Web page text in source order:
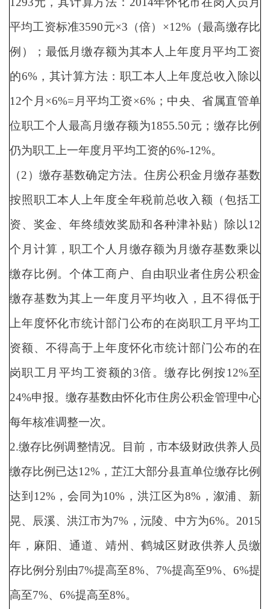
平均工资标准3590元×3（倍）×12%（最高缴存比
例）；最低月缴存额为其本人上年度月平均工资
的6%，其计算方法：职工本人上年度总收入除以
12个月×6%=月平均工资×6%；中央、省属直管单
位职工个人最高月缴存额为1855.50元；缴存比例
仍为职工上一年度月平均工资的6%-12%。
（2）缴存基数确定方法。住房公积金月缴存基数
按照职工本人上年度全年税前总收入额（包括工
资、奖金、年终绩效奖励和各种津补贴）除以12
个月计算，职工个人月缴存额为月缴存基数乘以
缴存比例。个体工商户、自由职业者住房公积金
缴存基数为其上一年度月平均收入，且不得低于
上年度怀化市统计部门公布的在岗职工月平均工
资额、不得高于上年度怀化市统计部门公布的在
岗职工月平均工资额的3倍。缴存比例按12%至
24%申报。缴存基数由怀化市住房公积金管理中心
每年核准调整一次。
2.缴存比例调整情况。目前，市本级财政供养人员
缴存比例已达12%，芷江大部分县直单位缴存比例
达到12%，会同为10%，洪江区为8%，溆浦、新
晃、辰溪、洪江市为7%，沅陵、中方为6%。2015
年，麻阳、通道、靖州、鹤城区财政供养人员缴
存比例分别由7%提高至8%、7%提高至9%、6%提
高至7%、6%提高至8%。